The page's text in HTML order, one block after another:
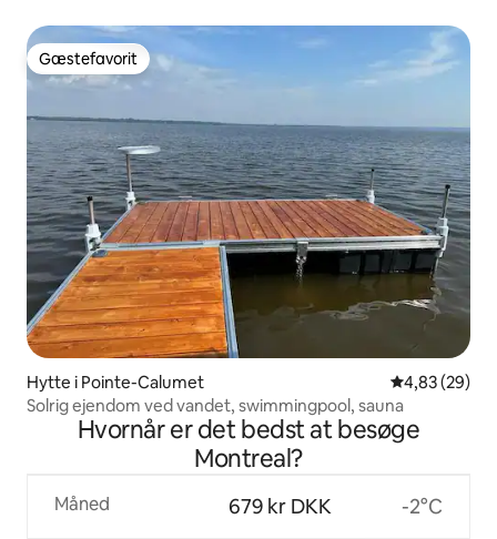
Gæstefavorit
Gæstefavorit
Hytte i Pointe-Calumet 4,83 ud af 5 i
4,83 (29)
Solrig ejendom ved vandet, swimmingpool, sauna
Hvornår er det bedst at besøge
Montreal?
Måned 679 kr DKK -2°C